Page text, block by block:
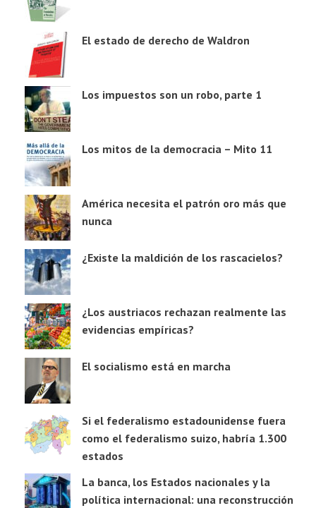
El estado de derecho de Waldron
Los impuestos son un robo, parte 1
Los mitos de la democracia – Mito 11
América necesita el patrón oro más que
nunca
¿Existe la maldición de los rascacielos?
¿Los austriacos rechazan realmente las
evidencias empíricas?
El socialismo está en marcha
Si el federalismo estadounidense fuera
como el federalismo suizo, habría 1.300
estados
La banca, los Estados nacionales y la
política internacional: una reconstrucción